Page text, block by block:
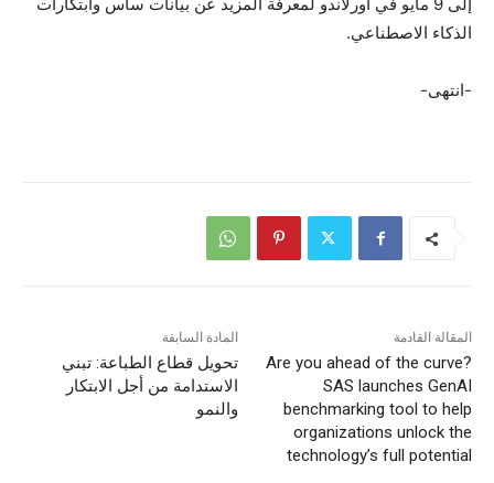
الذكاء الاصطناعي.
-انتهى-
المادة السابقة
تحويل قطاع الطباعة: تبني
الاستدامة من أجل الابتكار
والنمو
المقالة القادمة
Are you ahead of the curve?
SAS launches GenAI
benchmarking tool to help
organizations unlock the
technology’s full potential